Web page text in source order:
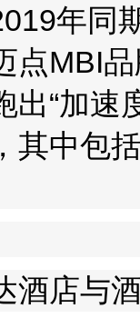
年同
点MBI
出“加速
其中包
店与酒